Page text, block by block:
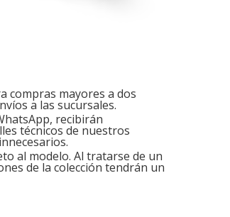
compras mayores a dos
a las sucursales.
recibirán
técnicos de nuestros
al modelo. Al tratarse de un
de la colección tendrán un